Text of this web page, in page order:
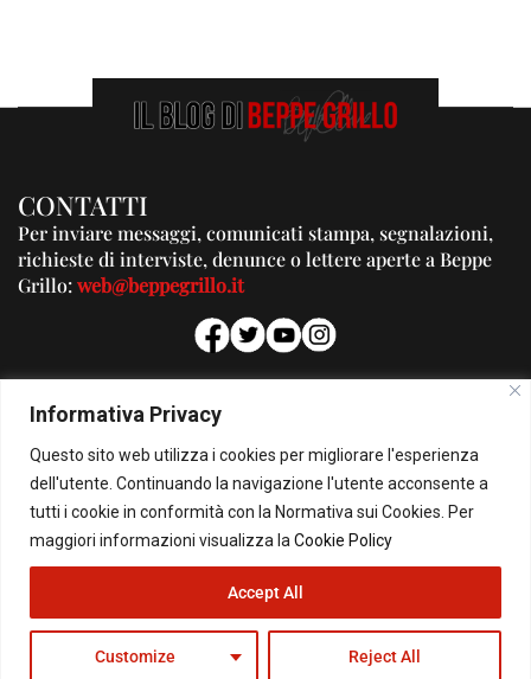
Informativa Privacy
Questo sito web utilizza i cookies per migliorare l'esperienza
dell'utente. Continuando la navigazione l'utente acconsente a
tutti i cookie in conformità con la Normativa sui Cookies. Per
maggiori informazioni visualizza la Cookie Policy
Customize Reject All
Accept All
CONTATTI
Per inviare messaggi, comunicati stampa, segnalazioni,
richieste di interviste, denunce o lettere aperte a Beppe
Grillo:web@beppegrillo.it
PUBBLICITA'
Per la tua pubblicità su questo Blog:
pubblicita@beppegrillo.it
© Copyright 2026 - Il Blog di Beppe Grillo. All Rights Reserved - Powered by
happygrafic.com